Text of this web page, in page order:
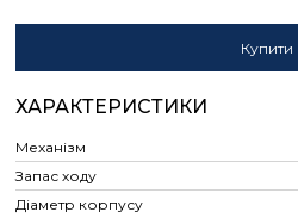
Купити
ХАРАКТЕРИСТИКИ
Механізм
Запас ходу
Діаметр корпусу